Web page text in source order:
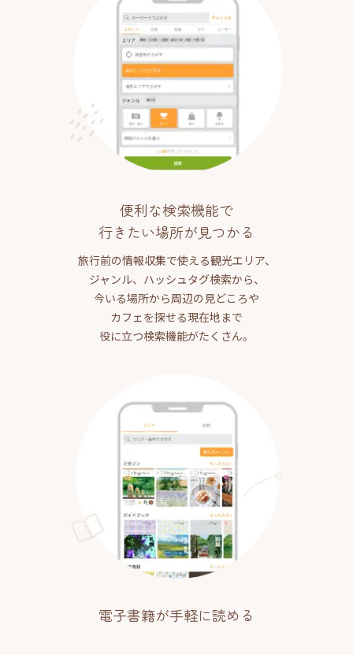
便利な検索機能で
行きたい場所が見つかる
旅行前の情報収集で使える観光エリア、
ジャンル、ハッシュタグ検索から、
今いる場所から周辺の見どころや
カフェを探せる現在地まで
役に立つ検索機能がたくさん。
電子書籍が手軽に読める